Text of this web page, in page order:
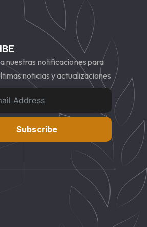
nuestras notificaciones para
noticias y actualizaciones
Subscribe